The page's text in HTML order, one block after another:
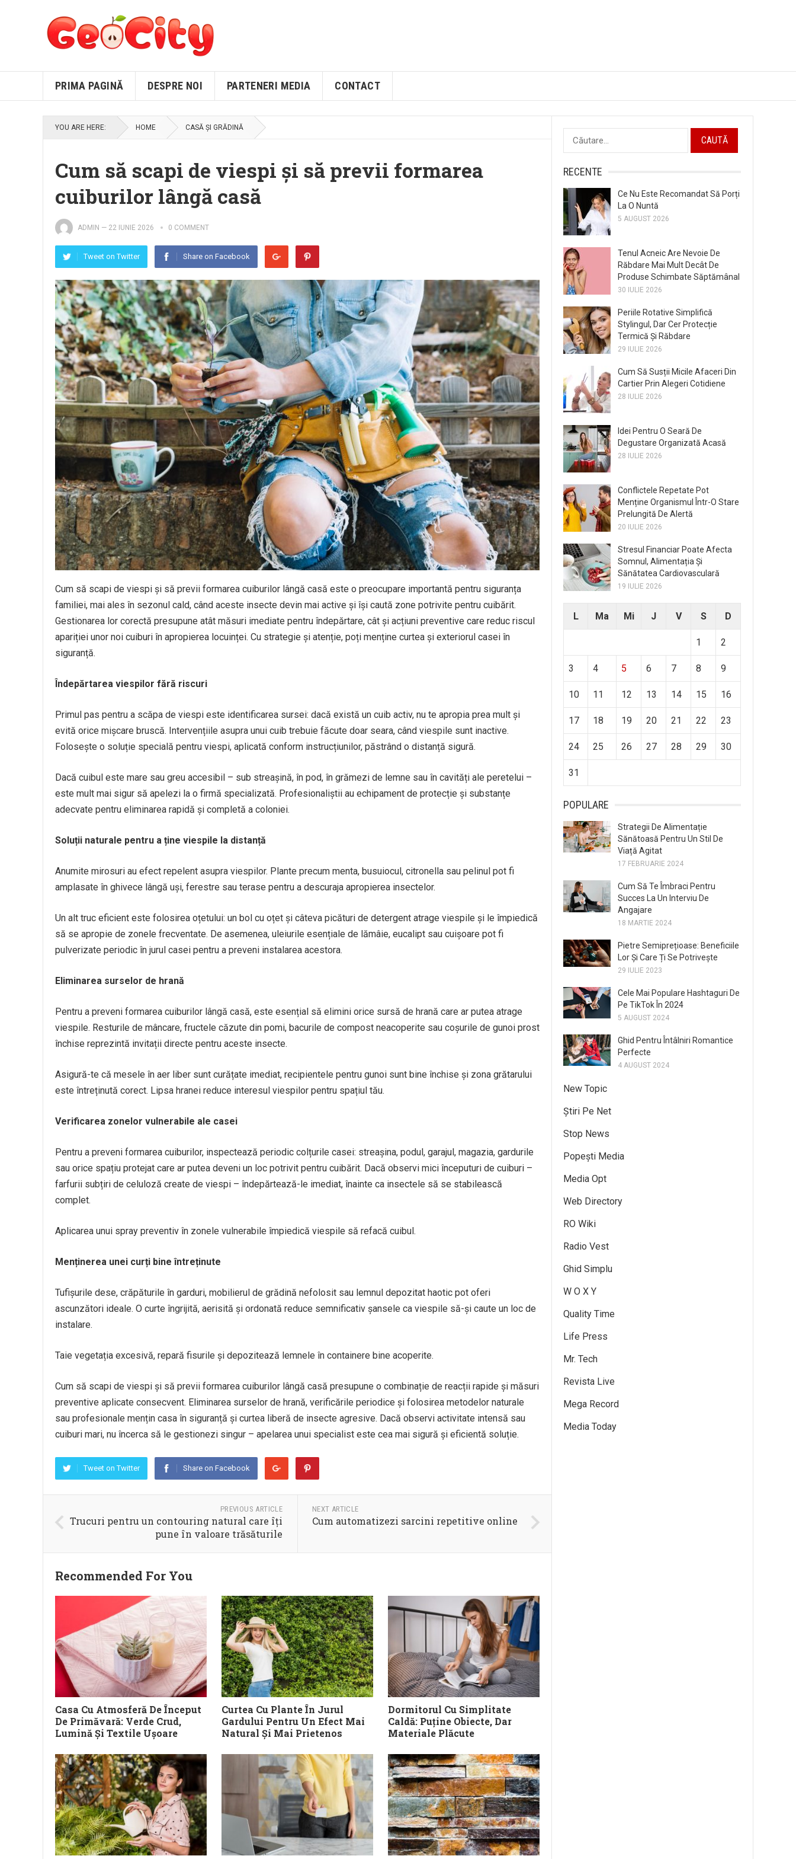
PRIMA PAGINĂ DESPRE NOI PARTENERI MEDIA CONTACT
YOU ARE HERE: HOME CASĂ ȘI GRĂDINĂ
Cum să scapi de viespi și să previi formarea
cuiburilor lângă casă
ADMIN — 22 IUNIE 2026 0 COMMENT
Tweet on Twitter Share on Facebook
Cum să scapi de viespi și să previi formarea cuiburilor lângă casă este o preocupare importantă pentru siguranța
familiei, mai ales în sezonul cald, când aceste insecte devin mai active și își caută zone potrivite pentru cuibărit.
Gestionarea lor corectă presupune atât măsuri imediate pentru îndepărtare, cât și acțiuni preventive care reduc riscul
apariției unor noi cuiburi în apropierea locuinței. Cu strategie și atenție, poți menține curtea și exteriorul casei în
siguranță.
Îndepărtarea viespilor fără riscuri
Primul pas pentru a scăpa de viespi este identificarea sursei: dacă există un cuib activ, nu te apropia prea mult și
evită orice mișcare bruscă. Intervențiile asupra unui cuib trebuie făcute doar seara, când viespile sunt inactive.
Folosește o soluție specială pentru viespi, aplicată conform instrucțiunilor, păstrând o distanță sigură.
Dacă cuibul este mare sau greu accesibil – sub streașină, în pod, în grămezi de lemne sau în cavități ale peretelui –
este mult mai sigur să apelezi la o firmă specializată. Profesionaliștii au echipament de protecție și substanțe
adecvate pentru eliminarea rapidă și completă a coloniei.
Soluții naturale pentru a ține viespile la distanță
Anumite mirosuri au efect repelent asupra viespilor. Plante precum menta, busuiocul, citronella sau pelinul pot fi
amplasate în ghivece lângă uși, ferestre sau terase pentru a descuraja apropierea insectelor.
Un alt truc eficient este folosirea oțetului: un bol cu oțet și câteva picături de detergent atrage viespile și le împiedică
să se apropie de zonele frecventate. De asemenea, uleiurile esențiale de lămâie, eucalipt sau cuișoare pot fi
pulverizate periodic în jurul casei pentru a preveni instalarea acestora.
Eliminarea surselor de hrană
Pentru a preveni formarea cuiburilor lângă casă, este esențial să elimini orice sursă de hrană care ar putea atrage
viespile. Resturile de mâncare, fructele căzute din pomi, bacurile de compost neacoperite sau coșurile de gunoi prost
închise reprezintă invitații directe pentru aceste insecte.
Asigură-te că mesele în aer liber sunt curățate imediat, recipientele pentru gunoi sunt bine închise și zona grătarului
este întreținută corect. Lipsa hranei reduce interesul viespilor pentru spațiul tău.
Verificarea zonelor vulnerabile ale casei
Pentru a preveni formarea cuiburilor, inspectează periodic colțurile casei: streașina, podul, garajul, magazia, gardurile
sau orice spațiu protejat care ar putea deveni un loc potrivit pentru cuibărit. Dacă observi mici începuturi de cuiburi –
farfurii subțiri de celuloză create de viespi – îndepărtează-le imediat, înainte ca insectele să se stabilească
complet.
Aplicarea unui spray preventiv în zonele vulnerabile împiedică viespile să refacă cuibul.
Menținerea unei curți bine întreținute
Tufișurile dese, crăpăturile în garduri, mobilierul de grădină nefolosit sau lemnul depozitat haotic pot oferi
ascunzători ideale. O curte îngrijită, aerisită și ordonată reduce semnificativ șansele ca viespile să-și caute un loc de
instalare.
Taie vegetația excesivă, repară fisurile și depozitează lemnele în containere bine acoperite.
Cum să scapi de viespi și să previi formarea cuiburilor lângă casă presupune o combinație de reacții rapide și măsuri
preventive aplicate consecvent. Eliminarea surselor de hrană, verificările periodice și folosirea metodelor naturale
sau profesionale mențin casa în siguranță și curtea liberă de insecte agresive. Dacă observi activitate intensă sau
cuiburi mari, nu încerca să le gestionezi singur – apelarea unui specialist este cea mai sigură și eficientă soluție.
Tweet on Twitter Share on Facebook
PREVIOUS ARTICLE
Trucuri pentru un contouring natural care îți
pune în valoare trăsăturile
NEXT ARTICLE
Cum automatizezi sarcini repetitive online
Recommended For You
Casa Cu Atmosferă De Început
De Primăvară: Verde Crud,
Lumină Și Textile Ușoare
Curtea Cu Plante În Jurul
Gardului Pentru Un Efect Mai
Natural Și Mai Prietenos
Dormitorul Cu Simplitate
Caldă: Puține Obiecte, Dar
Materiale Plăcute
Caută
după:
RECENTE
Ce Nu Este Recomandat Să Porți
La O Nuntă
5 AUGUST 2026
Tenul Acneic Are Nevoie De
Răbdare Mai Mult Decât De
Produse Schimbate Săptămânal
30 IULIE 2026
Periile Rotative Simplifică
Stylingul, Dar Cer Protecție
Termică Și Răbdare
29 IULIE 2026
Cum Să Susții Micile Afaceri Din
Cartier Prin Alegeri Cotidiene
28 IULIE 2026
Idei Pentru O Seară De
Degustare Organizată Acasă
28 IULIE 2026
Conflictele Repetate Pot
Menține Organismul Într-O Stare
Prelungită De Alertă
20 IULIE 2026
Stresul Financiar Poate Afecta
Somnul, Alimentația Și
Sănătatea Cardiovasculară
19 IULIE 2026
L Ma Mi J V S D
1 2
3 4 5 6 7 8 9
10 11 12 13 14 15 16
17 18 19 20 21 22 23
24 25 26 27 28 29 30
31
POPULARE
Strategii De Alimentație
Sănătoasă Pentru Un Stil De
Viață Agitat
17 FEBRUARIE 2024
Cum Să Te Îmbraci Pentru
Succes La Un Interviu De
Angajare
18 MARTIE 2024
Pietre Semiprețioase: Beneficiile
Lor Și Care Ți Se Potrivește
29 IULIE 2023
Cele Mai Populare Hashtaguri De
Pe TikTok În 2024
5 AUGUST 2024
Ghid Pentru Întâlniri Romantice
Perfecte
4 AUGUST 2024
New Topic
Știri Pe Net
Stop News
Popești Media
Media Opt
Web Directory
RO Wiki
Radio Vest
Ghid Simplu
W O X Y
Quality Time
Life Press
Mr. Tech
Revista Live
Mega Record
Media Today